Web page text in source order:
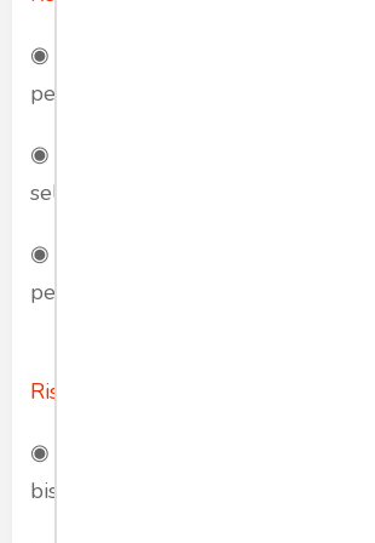
◉ Investor dapat mendapatkan
perusahaan yang sahamnya mereka
◉ Investor dapat mendapatkan
selisih harga jual dan harga beli
◉ Investor dapat memiliki
perusahaan yang sahamnya mereka
Risiko dari investasi saham
◉ Harga saham bisa turun,
bisa mengalami kerugian.